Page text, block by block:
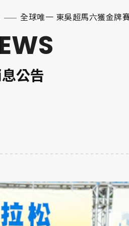
全球唯一 東吳超馬六獲金牌
公告